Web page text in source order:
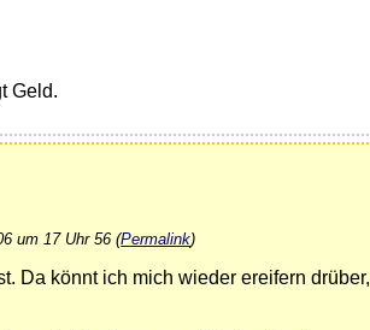
Geld.
um 17 Uhr 56 (Permalink)
Da könnt ich mich wieder ereifern